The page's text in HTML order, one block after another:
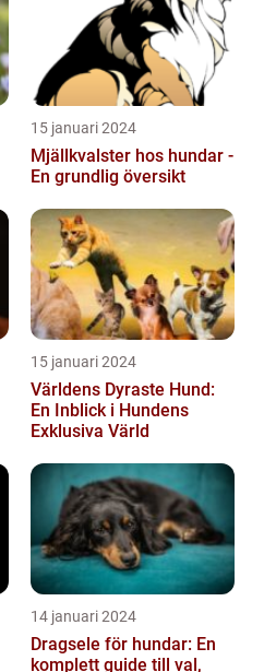
15 januari 2024
Mjällkvalster hos hundar -
En grundlig översikt
15 januari 2024
Världens Dyraste Hund:
En Inblick i Hundens
Exklusiva Värld
14 januari 2024
Dragsele för hundar: En
komplett guide till val,